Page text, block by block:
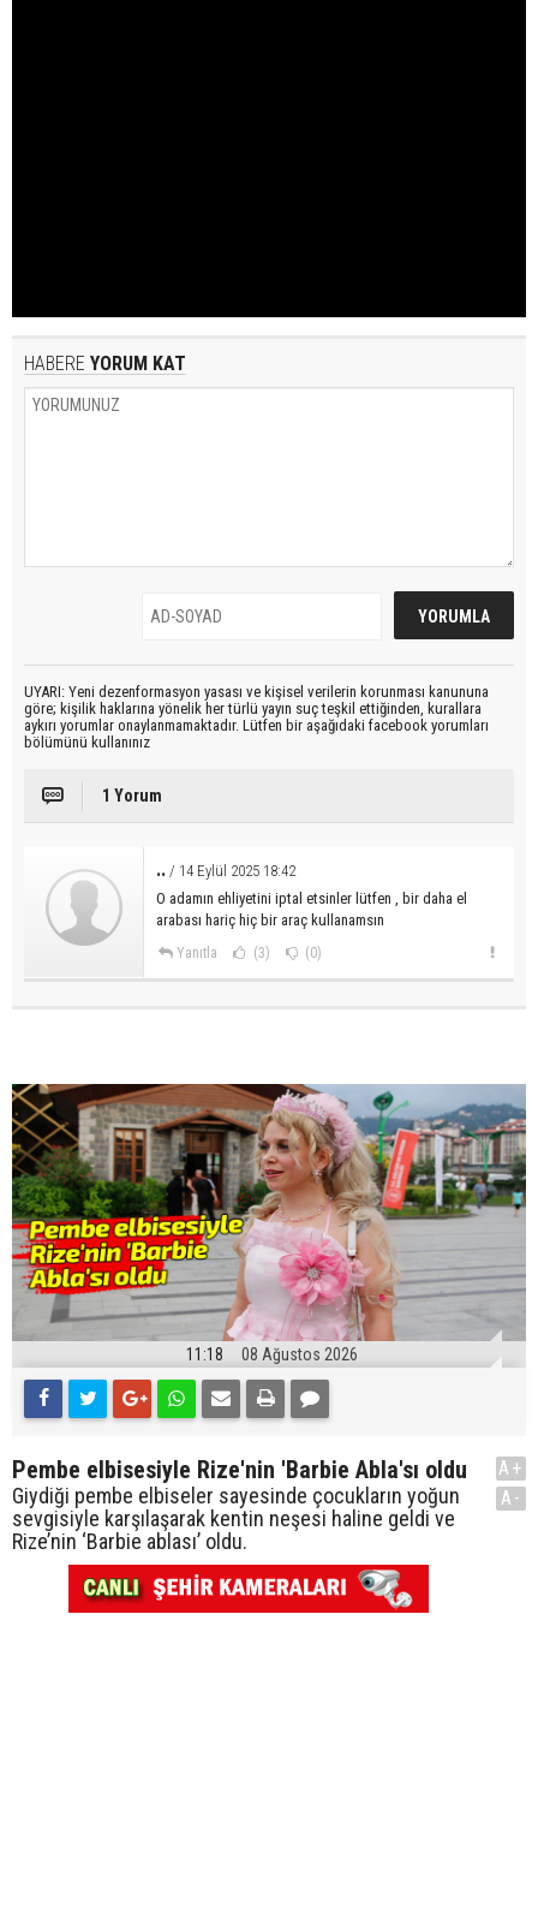
HABERE YORUM KAT
UYARI: Yeni dezenformasyon yasası ve kişisel verilerin korunması kanununa
göre; kişilik haklarına yönelik her türlü yayın suç teşkil ettiğinden, kurallara
aykırı yorumlar onaylanmamaktadır. Lütfen bir aşağıdaki facebook yorumları
bölümünü kullanınız
1 Yorum
.. / 14 Eylül 2025 18:42
O adamın ehliyetini iptal etsinler lütfen , bir daha el
arabası hariç hiç bir araç kullanamsın
Yanıtla (3) (0)
11:18 08 Ağustos 2026
Pembe elbisesiyle Rize'nin 'Barbie Abla'sı oldu
Giydiği pembe elbiseler sayesinde çocukların yoğun
sevgisiyle karşılaşarak kentin neşesi haline geldi ve
Rize’nin ‘Barbie ablası’ oldu.
A+
A-